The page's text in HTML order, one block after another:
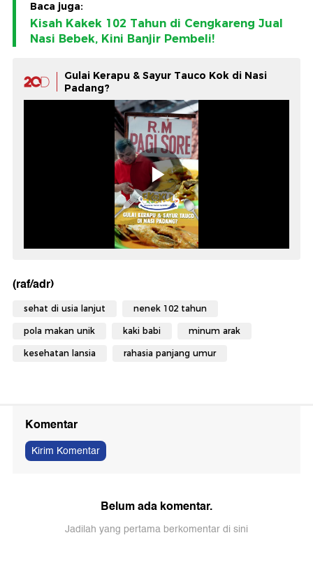
Baca juga:
Kisah Kakek 102 Tahun di Cengkareng Jual
Nasi Bebek, Kini Banjir Pembeli!
Gulai Kerapu & Sayur Tauco Kok di Nasi
Padang?
(raf/adr)
sehat di usia lanjut nenek 102 tahun
pola makan unik kaki babi minum arak
kesehatan lansia rahasia panjang umur
Komentar
Kirim Komentar
Belum ada komentar.
Jadilah yang pertama berkomentar di sini